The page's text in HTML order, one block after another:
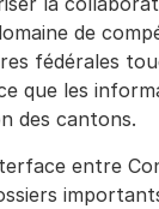
de
fédérales
que les
des cantons.
entre